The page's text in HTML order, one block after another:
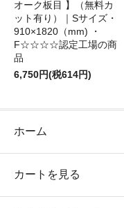
オーク板目 】（無料カ
ット有り）｜Sサイズ・
910×1820（mm) ・
F☆☆☆☆認定工場の商
品
6,750円(税614円)
ホーム
カートを見る